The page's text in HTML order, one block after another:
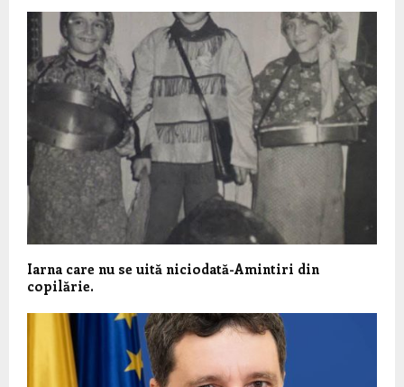
Iarna care nu se uită niciodată-Amintiri din
copilărie.